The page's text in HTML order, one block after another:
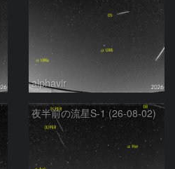
alphavir
夜半前の流星S-1 (26-08-02)